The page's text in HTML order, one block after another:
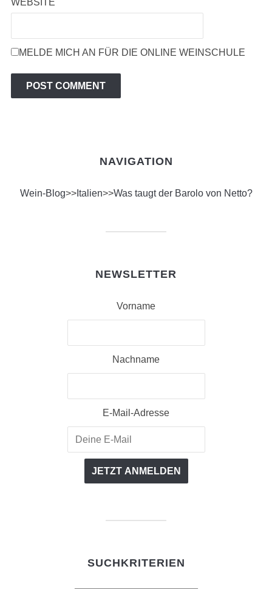
WEBSITE
MELDE MICH AN FÜR DIE ONLINE WEINSCHULE
NAVIGATION
Wein-Blog>>Italien>>Was taugt der Barolo von Netto?
NEWSLETTER
Vorname
Nachname
E-Mail-Adresse
SUCHKRITERIEN